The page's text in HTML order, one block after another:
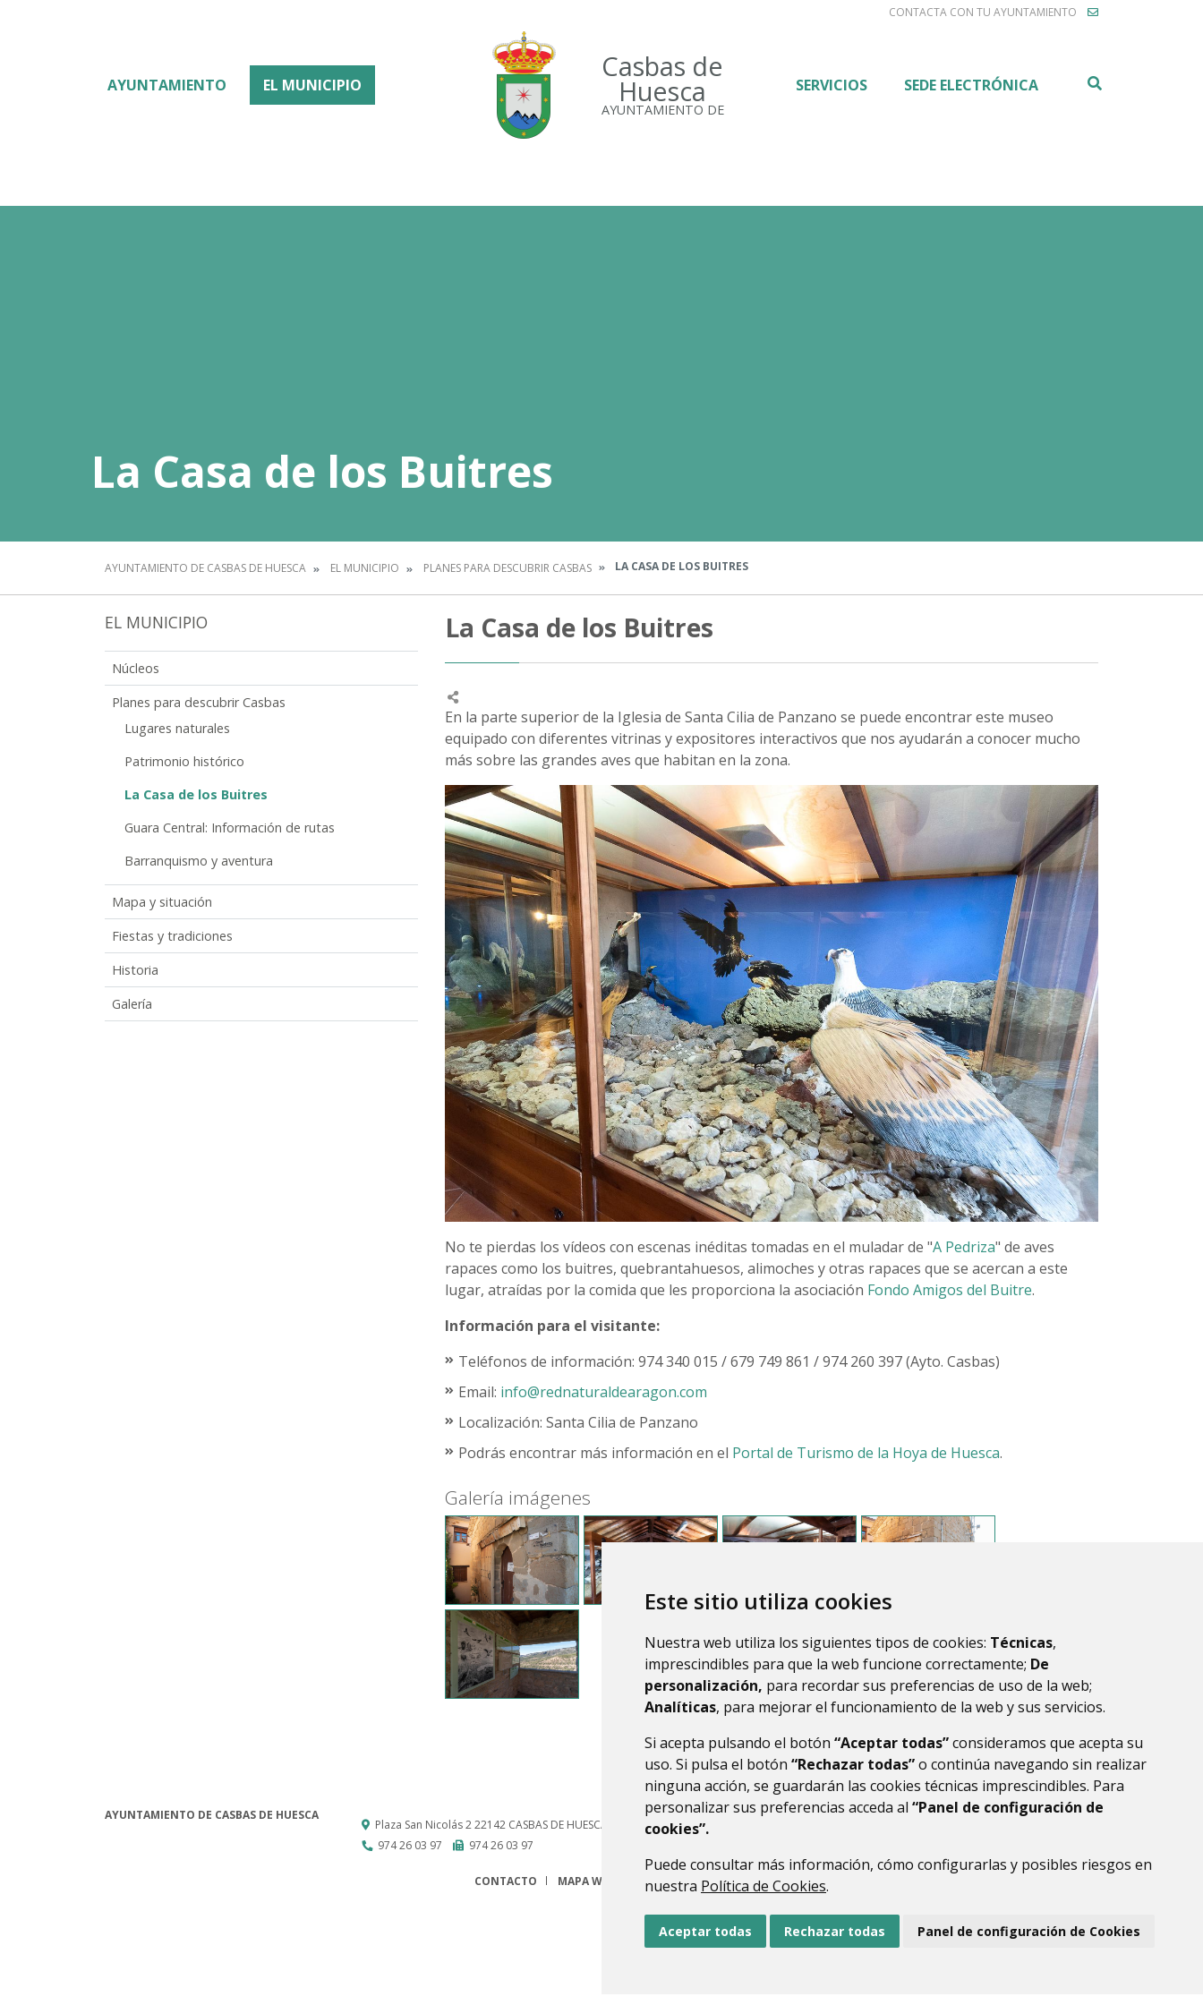
Este sitio utiliza cookies
Nuestra web utiliza los siguientes tipos de cookies: Técnicas,
imprescindibles para que la web funcione correctamente; De
personalización, para recordar sus preferencias de uso de la web;
Analíticas, para mejorar el funcionamiento de la web y sus servicios.
Si acepta pulsando el botón “Aceptar todas”consideramos que acepta su
uso. Si pulsa el botón “Rechazar todas”o continúa navegando sin realizar
ninguna acción, se guardarán las cookies técnicas imprescindibles. Para
personalizar sus preferencias acceda al “Panel de configuración de
cookies”.
Puede consultar más información, cómo configurarlas y posibles riesgos en
nuestra Política de Cookies.
Aceptar todas Rechazar todas Panel de configuración de Cookies
CONTACTA CON TU AYUNTAMIENTO
Casbas de
Huesca
AYUNTAMIENTO DE
AYUNTAMIENTO EL MUNICIPIO SERVICIOS SEDE ELECTRÓNICA
La Casa de los Buitres
AYUNTAMIENTO DE CASBAS DE HUESCA EL MUNICIPIO PLANES PARA DESCUBRIR CASBAS LA CASA DE LOS BUITRES
EL MUNICIPIO
Núcleos
Planes para descubrir Casbas
Lugares naturales
Patrimonio histórico
La Casa de los Buitres
Guara Central: Información de rutas
Barranquismo y aventura
Mapa y situación
Fiestas y tradiciones
Historia
Galería
La Casa de los Buitres
En la parte superior de la Iglesia de Santa Cilia de Panzano se puede encontrar este museo
equipado con diferentes vitrinas y expositores interactivos que nos ayudarán a conocer mucho
más sobre las grandes aves que habitan en la zona.
No te pierdas los vídeos con escenas inéditas tomadas en el muladar de "A Pedriza" de aves
rapaces como los buitres, quebrantahuesos, alimoches y otras rapaces que se acercan a este
lugar, atraídas por la comida que les proporciona la asociación Fondo Amigos del Buitre.
Información para el visitante:
Teléfonos de información: 974 340 015 / 679 749 861 / 974 260 397 (Ayto. Casbas)
Email: info@rednaturaldearagon.com
Localización: Santa Cilia de Panzano
Podrás encontrar más información en el Portal de Turismo de la Hoya de Huesca.
Galería imágenes
AYUNTAMIENTO DE CASBAS DE HUESCA
Plaza San Nicolás 222142 CASBAS DE HUESCA (HUESCA) - ARAGÓN
974 26 03 97
974 26 03 97
CONTACTO MAPA WEB AVISO LEGAL PROTECCIÓN DE DATOS